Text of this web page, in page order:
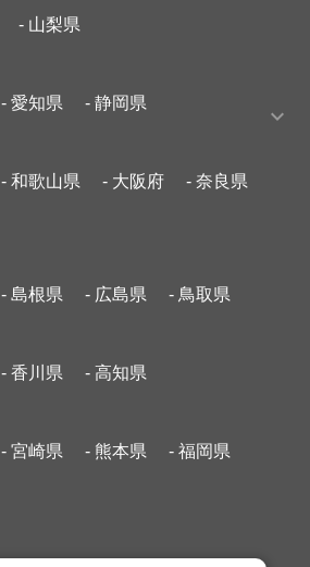
- 山梨県
- 愛知県 - 静岡県
- 和歌山県 - 大阪府
- 奈良県
- 島根県 - 広島県 - 鳥取県
- 香川県 - 高知県
- 宮崎県 - 熊本県
- 福岡県